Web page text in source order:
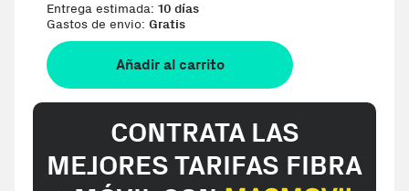
Entrega estimada: 10 días
Gastos de envio: Gratis
Añadir al carrito
CONTRATA LAS
MEJORES TARIFAS FIBRA